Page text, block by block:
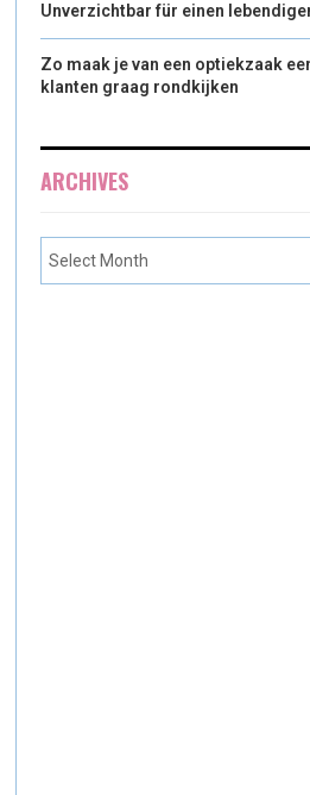
Unverzichtbar für einen
Zo maak je van een optiekzaak
klanten graag rondkijken
ARCHIVES